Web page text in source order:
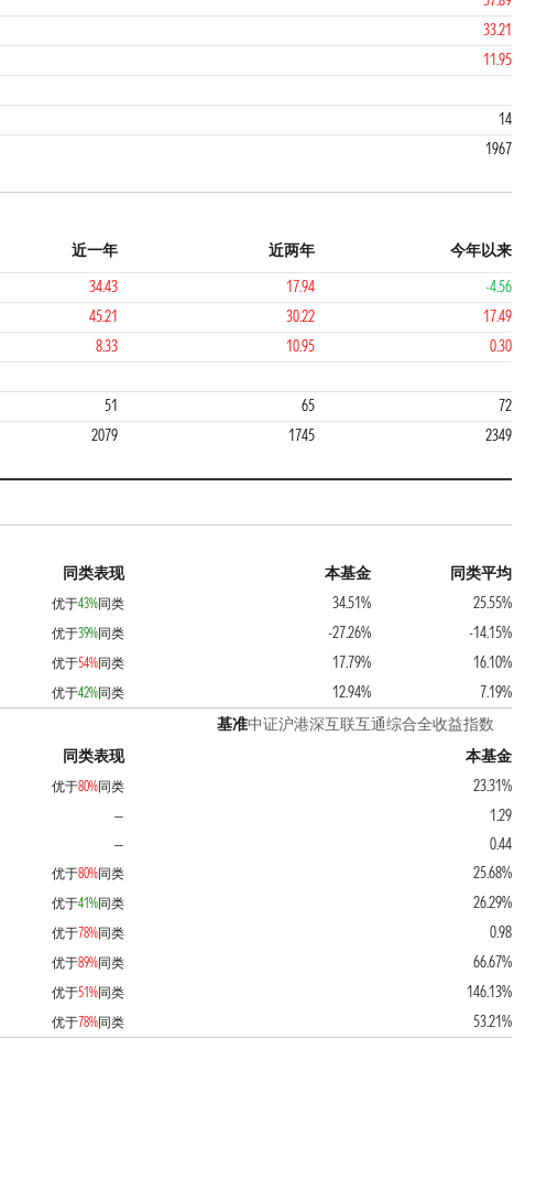
33.21
11.95
14
1967
近一年 近两年
今年以来
34.43 17.94
-4.56
45.21 30.22
17.49
8.33 10.95
0.30
3 3
51 65
72
2079 1745 2349
同类表现 本基金
同类平均
优于43%同类 34.51%
25.55%
优于39%同类 -27.26%
-14.15%
优于54%同类 17.79%
16.10%
优于42%同类 12.94% 7.19%
基准中证沪港深互联互通综合全收益指数
同类表现
本基金
优于80%同类
23.31%
—
1.29
—
0.44
优于80%同类
25.68%
优于41%同类
26.29%
优于78%同类
0.98
优于89%同类
66.67%
优于51%同类
146.13%
优于78%同类 53.21%